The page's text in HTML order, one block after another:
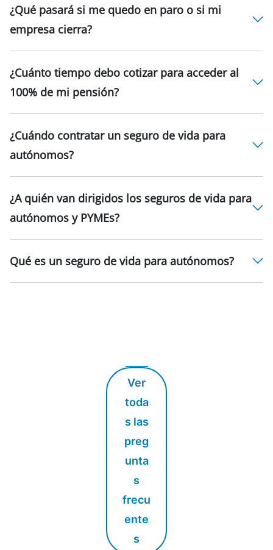
¿Qué pasará si me quedo en paro o si mi
empresa cierra?
¿Cuánto tiempo debo cotizar para acceder al
100% de mi pensión?
¿Cuándo contratar un seguro de vida para
autónomos?
¿A quién van dirigidos los seguros de vida para
autónomos y PYMEs?
Qué es un seguro de vida para autónomos?
Ver
toda
s las
preg
unta
s
frecu
ente
s